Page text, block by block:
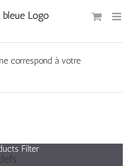
correspond à votre
Filter
-